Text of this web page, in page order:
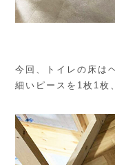
今回、トイレの床は
細いピースを1枚1枚